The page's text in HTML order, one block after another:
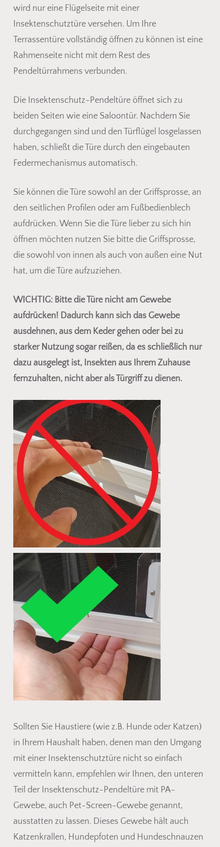
wird nur eine Flügelseite mit einer
Insektenschutztüre versehen. Um Ihre
Terrassentüre vollständig öffnen zu können ist eine
Rahmenseite nicht mit dem Rest des
Pendeltürrahmens verbunden.
Die Insektenschutz-Pendeltüre öffnet sich zu
beiden Seiten wie eine Saloontür. Nachdem Sie
durchgegangen sind und den Türflügel losgelassen
haben, schließt die Türe durch den eingebauten
Federmechanismus automatisch.
Sie können die Türe sowohl an der Griffsprosse, an
den seitlichen Profilen oder am Fußbedienblech
aufdrücken. Wenn Sie die Türe lieber zu sich hin
öffnen möchten nutzen Sie bitte die Griffsprosse,
die sowohl von innen als auch von außen eine Nut
hat, um die Türe aufzuziehen.
WICHTIG: Bitte die Türe nicht am Gewebe
aufdrücken! Dadurch kann sich das Gewebe
ausdehnen, aus dem Keder gehen oder bei zu
starker Nutzung sogar reißen, da es schließlich nur
dazu ausgelegt ist, Insekten aus Ihrem Zuhause
fernzuhalten, nicht aber als Türgriff zu dienen.
Sollten Sie Haustiere (wie z.B. Hunde oder Katzen)
in Ihrem Haushalt haben, denen man den Umgang
mit einer Insektenschutztüre nicht so einfach
vermitteln kann, empfehlen wir Ihnen, den unteren
Teil der Insektenschutz-Pendeltüre mit PA-
Gewebe, auch Pet-Screen-Gewebe genannt,
ausstatten zu lassen. Dieses Gewebe hält auch
Katzenkrallen, Hundepfoten und Hundeschnauzen